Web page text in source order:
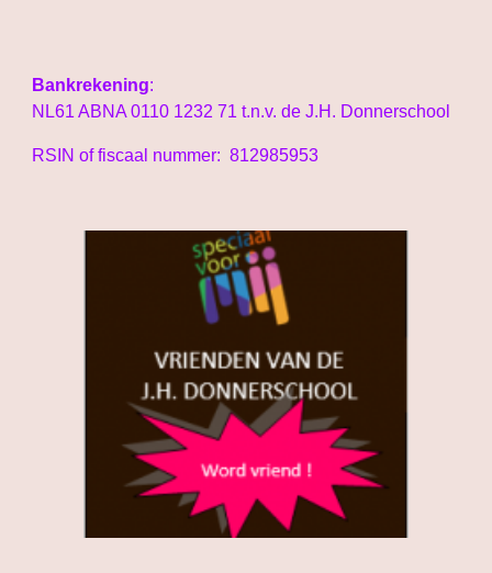
Bankrekening:
NL61 ABNA 0110 1232 71 t.n.v. de J.H. Donnerschool
RSIN of fiscaal nummer: 812985953